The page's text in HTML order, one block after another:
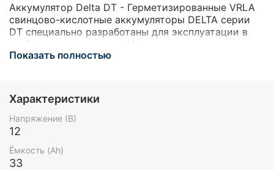
Аккумулятор Delta DT - Герметизированные VRLA
свинцово-кислотные аккумуляторы DELTA серии
DT специально разработаны для эксплуатации в
слаботочных системах. Изготавливаются по
технологии AGM (электролит, абсорбированный в
соотношением цены и качества, что обуславливает
повсеместное использование серии в охранно-
пожарных и иных системах безопасности. Отвечая
международным стандартам безопасности,
контроля и управления доступом.
Показать полностью
Характеристики
Напряжение (В)
12
Ёмкость (Ah)
33